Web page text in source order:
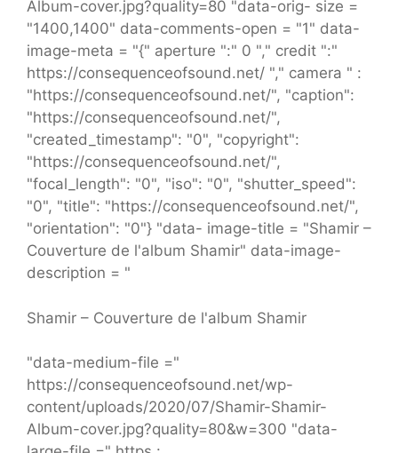
Album-cover.jpg?quality=80 "data-orig- size =
"1400,1400" data-comments-open = "1" data-
image-meta = "{" aperture ":" 0 "," credit ":"
https://consequenceofsound.net/ "," camera " :
"https://consequenceofsound.net/", "caption":
"https://consequenceofsound.net/",
"created_timestamp": "0", "copyright":
"https://consequenceofsound.net/",
"focal_length": "0", "iso": "0", "shutter_speed":
"0", "title": "https://consequenceofsound.net/",
"orientation": "0"} "data- image-title = "Shamir –
Couverture de l'album Shamir" data-image-
description = "
Shamir – Couverture de l'album Shamir
"data-medium-file ="
https://consequenceofsound.net/wp-
content/uploads/2020/07/Shamir-Shamir-
Album-cover.jpg?quality=80&w=300 "data-